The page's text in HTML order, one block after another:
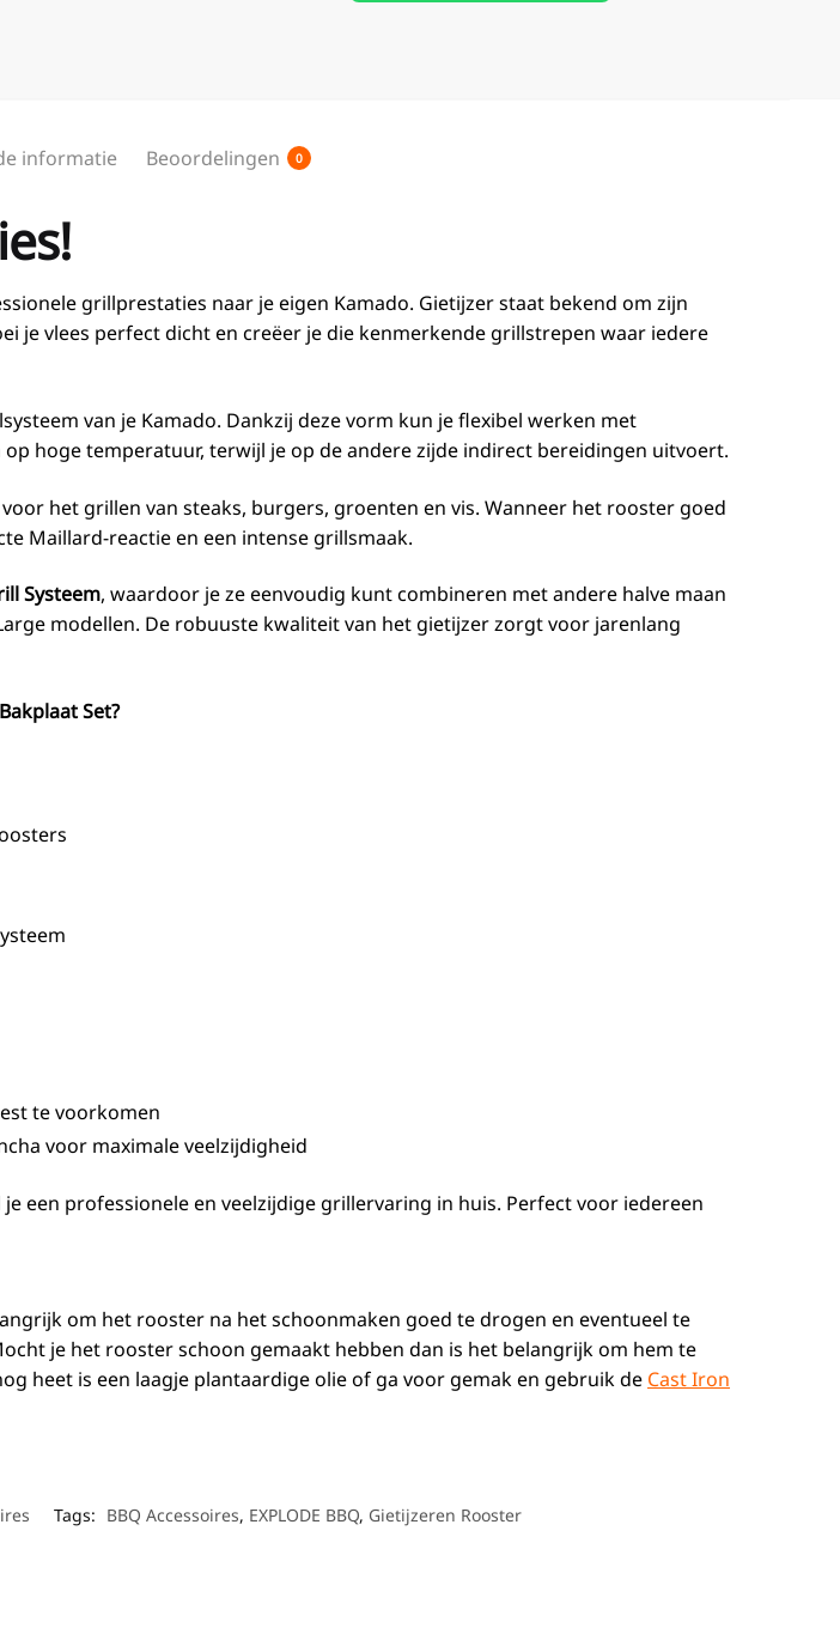
informatie Beoordelingen 0
grillprestaties naar je eigen Kamado. Gietijzer staat bekend om zijn
vlees perfect dicht en creëer je die kenmerkende grillstrepen waar iedere
van je Kamado. Dankzij deze vorm kun je flexibel werken met
hoge temperatuur, terwijl je op de andere zijde indirect bereidingen uitvoert.
het grillen van steaks, burgers, groenten en vis. Wanneer het rooster goed
Maillard-reactie en een intense grillsmaak.
Systeem, waardoor je ze eenvoudig kunt combineren met andere halve maan
modellen. De robuuste kwaliteit van het gietijzer zorgt voor jarenlang
Set?
te voorkomen
voor maximale veelzijdigheid
een professionele en veelzijdige grillervaring in huis. Perfect voor iedereen
om het rooster na het schoonmaken goed te drogen en eventueel te
je het rooster schoon gemaakt hebben dan is het belangrijk om hem te
heet is een laagje plantaardige olie of ga voor gemak en gebruik de Cast Iron
Tags: BBQ Accessoires, EXPLODE BBQ, Gietijzeren Rooster